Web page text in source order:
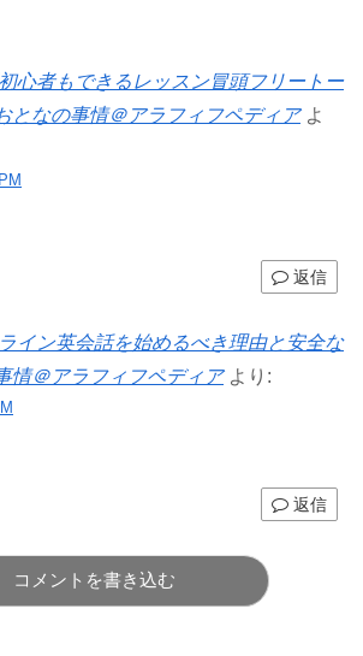
心者もできるレッスン冒頭フリートー
となの事情＠アラフィフペディア よ
返信
イン英会話を始めるべき理由と安全な
情＠アラフィフペディア より:
返信
コメントを書き込む